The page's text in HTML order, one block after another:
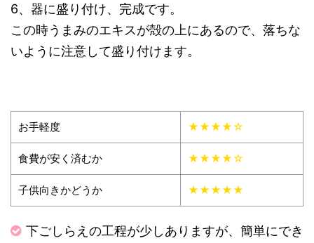
6、器に盛り付け、完成です。
この時うまみのエキスが殻の上にあるので、落ちな
いように注意して盛り付けます。
お手軽度 ★★★★☆
食費が安く済むか ★★★★☆
子供向きかどうか ★★★★★
下ごしらえの工程が少しありますが、簡単にでき